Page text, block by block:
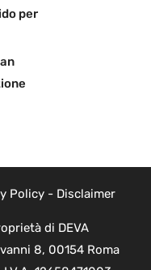
per
Policy- Disclaimer
di DEVA
8, 00154 Roma